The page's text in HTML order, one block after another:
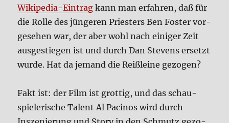
‘hono­
rable
men­
ons’
Wiki­pe­dia-Ein­trag kann man erfah­ren, daß für
die Rol­le des jün­ge­ren Prie­sters Ben Foster vor­
ge­se­hen war, der aber wohl nach eini­ger Zeit
aus­ge­stie­gen ist und durch Dan Ste­vens ersetzt
wur­de. Hat da jemand die Reiß­lei­ne gezo­gen?
Fakt ist: der Film ist grot­tig, und das schau­
spie­le­ri­sche Talent Al Paci­nos wird durch